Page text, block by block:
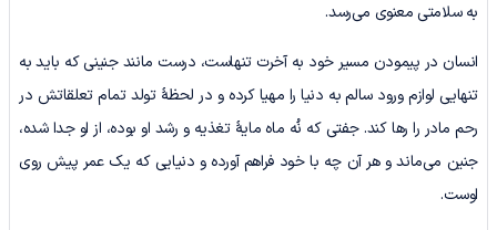
به سلامتی معنوی می‌رسد.
انسان در پیمودن مسیر خود به آخرت تنهاست، درست مانند جنینی که باید به
تنهایی لوازم ورود سالم به دنیا را مهیا کرده و در لحظۀ تولد تمام تعلقاتش در
رحم مادر را رها کند. جفتی که نُه ماه مایۀ تغذیه و رشد او بوده، از او جدا شده،
جنین می‌ماند و هر آن چه با خود فراهم آورده و دنیایی که یک عمر پیش روی
اوست.